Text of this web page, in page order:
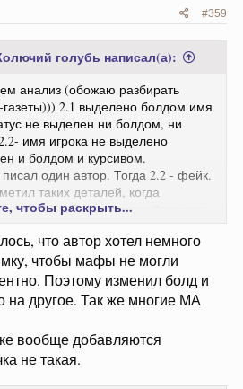
#359
голубь написал(а):
анализ (обожаю разбирать
2.1 выделено болдом имя
не выделен ни болдом, ни
имя игрока не выделено
и болдом и курсивом.
один автор. Тогда 2.2 - фейк.
таких деталей, когда
фейк? Хз. Баську не вычёркиваю
пост изза лагов
чтобы раскрыть...
что автор хотел немного
чтобы мафы не могли
Поэтому изменил болд и
на другое. Так же многие МА
вообще добавляются
не такая.